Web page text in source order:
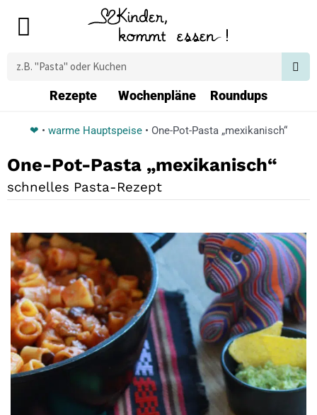
Main
Suche
Rezepte Wochenpläne Roundups
❤ • warme Hauptspeise • One-Pot-Pasta „mexikanisch“
One-Pot-Pasta „mexikanisch“
schnelles Pasta-Rezept